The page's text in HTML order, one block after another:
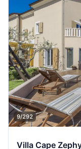
9/292
Villa Cape